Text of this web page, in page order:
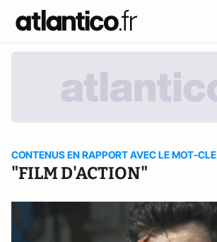
CONTENUS EN RAPPORT AVEC LE MOT-CLE
"FILM D'ACTION"